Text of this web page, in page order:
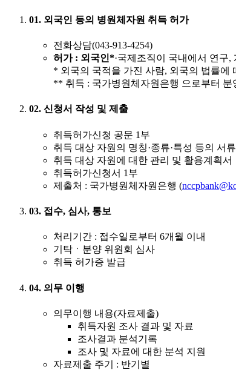
01. 외국인 등의 병원체자원 취득 허가
전화상담(043-913-4254)
허가: 외국인*·국제조직이 국내에서 연구
* 외국의 국적을 가진 사람, 외국의 법률에
** 취득 : 국가병원체자원은행 으로부터
02. 신청서 작성 및 제출
취득허가신청 공문 1부
취득 대상 자원의 명칭·종류·특성 등의 서류
취득 대상 자원에 대한 관리 및 활용계획서
취득허가신청서 1부
제출처 : 국가병원체자원은행 (
03. 접수, 심사, 통보
처리기간 : 접수일로부터 6개월 이내
기탁ㆍ분양 위원회 심사
취득 허가증 발급
04. 의무 이행
의무이행 내용(자료제출)
취득자원 조사 결과 및 자료
조사결과 분석기록
조사 및 자료에 대한 분석 지원
자료제출 주기 : 반기별